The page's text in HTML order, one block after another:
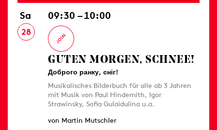
Sa
28
09:30 – 10:00
GUTEN MORGEN, SCHNEE!
Доброго ранку, сніг!
Musikalisches Bilderbuch für alle ab 3 Jahren
mit Musik von Paul Hindemith, Igor
Strawinsky, Sofia Gulaidulina u.a.
von Martin Mutschler